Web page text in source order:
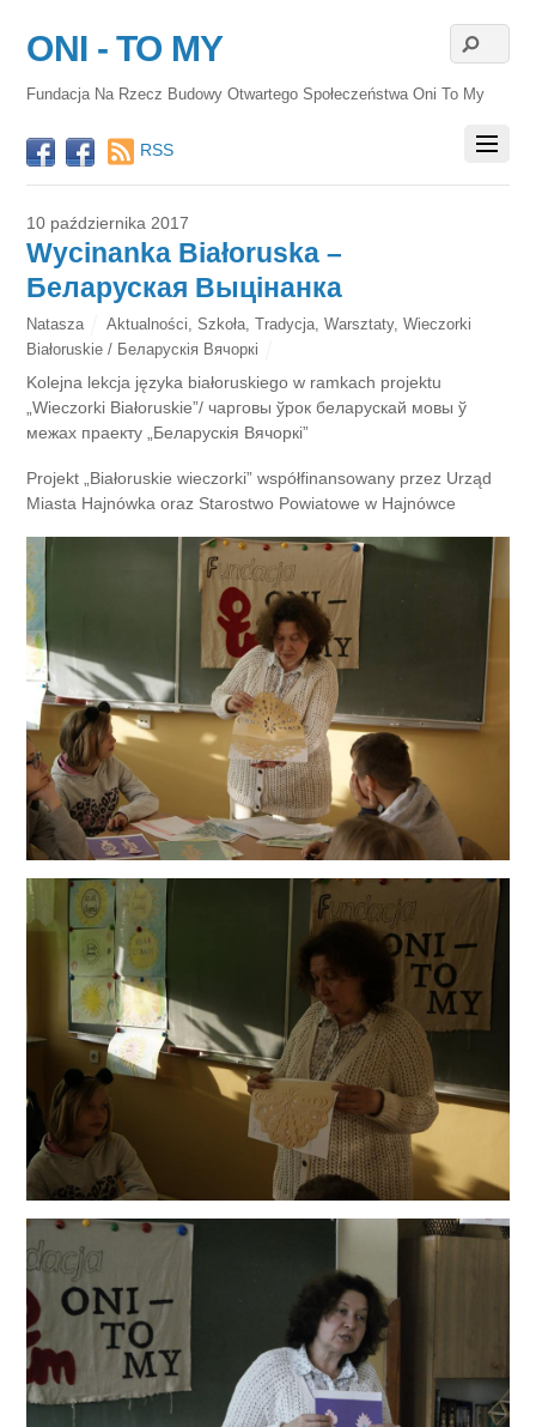
ONI - TO MY
Fundacja Na Rzecz Budowy Otwartego Społeczeństwa Oni To My
RSS
10 października 2017
Wycinanka Białoruska –
Беларуская Выцінанка
Natasza Aktualności Szkoła Tradycja Warsztaty, Wieczorki
Białoruskie / Беларускія Вячоркі
Kolejna lekcja języka białoruskiego w ramkach projektu
„Wieczorki Białoruskie”/ чарговы ўрок беларускай мовы ў
межах праекту „Беларускія Вячоркі”
Projekt „Białoruskie wieczorki” współfinansowany przez Urząd
Miasta Hajnówka oraz Starostwo Powiatowe w Hajnówce